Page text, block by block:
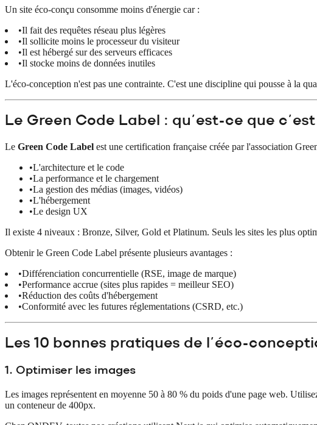
Un site éco-conçu consomme moins d'énergie car :
•Il fait des requêtes réseau plus légères
•Il sollicite moins le processeur du visiteur
•Il est hébergé sur des serveurs efficaces
•Il stocke moins de données inutiles
L'éco-conception n'est pas une contrainte. C'est une discipline qui pousse à la
Le Green Code Label : qu'est-ce que c'est
Le Green Code Label est une certification française créée par l'association
•L'architecture et le code
•La performance et le chargement
•La gestion des médias (images, vidéos)
•L'hébergement
•Le design UX
Il existe 4 niveaux : Bronze, Silver, Gold et Platinum. Seuls les sites les plus
Obtenir le Green Code Label présente plusieurs avantages :
•Différenciation concurrentielle (RSE, image de marque)
•Performance accrue (sites plus rapides = meilleur SEO)
•Réduction des coûts d'hébergement
•Conformité avec les futures réglementations (CSRD, etc.)
Les 10 bonnes pratiques de l'éco-
1. Optimiser les images
Les images représentent en moyenne 50 à 80 % du poids d'une page web.
un conteneur de 400px.